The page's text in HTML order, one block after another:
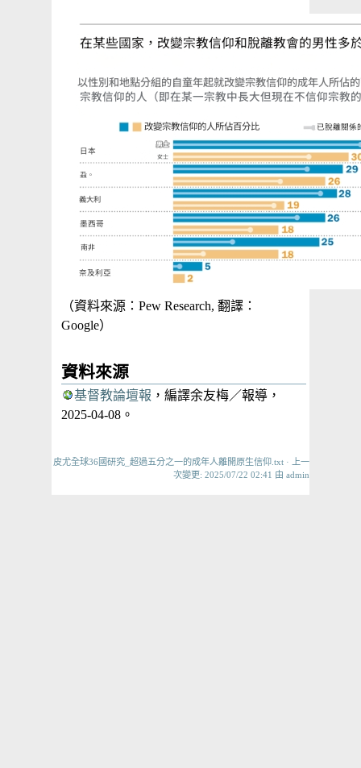
（資料來源：Pew Research, 翻譯：
Google）
資料來源
基督教論壇報 ，編譯余友梅／報導，
2025-04-08。
皮尤全球36國研究_超過五分之一的成年人離開原生信仰.txt · 上一
次變更: 2025/07/22 02:41 由 admin